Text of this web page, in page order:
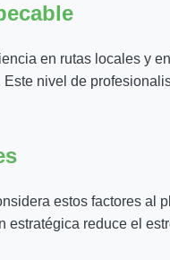
en rutas locales y
nivel de
estos factores al
reduce el